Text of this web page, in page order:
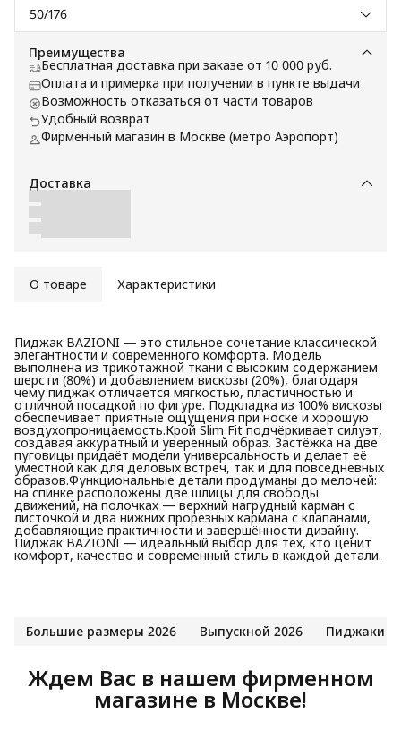
50/176
Преимущества
Бесплатная доставка при заказе от 10 000 руб.
Оплата и примерка при получении в пункте выдачи
Возможность отказаться от части товаров
Удобный возврат
Фирменный магазин в Москве (метро Аэропорт)
Доставка
О товаре Характеристики
Пиджак BAZIONI — это стильное сочетание классической
элегантности и современного комфорта. Модель
выполнена из трикотажной ткани с высоким содержанием
шерсти (80%) и добавлением вискозы (20%), благодаря
чему пиджак отличается мягкостью, пластичностью и
отличной посадкой по фигуре. Подкладка из 100% вискозы
обеспечивает приятные ощущения при носке и хорошую
воздухопроницаемость.Крой Slim Fit подчёркивает силуэт,
создавая аккуратный и уверенный образ. Застёжка на две
пуговицы придаёт модели универсальность и делает её
уместной как для деловых встреч, так и для повседневных
образов.Функциональные детали продуманы до мелочей:
на спинке расположены две шлицы для свободы
движений, на полочках — верхний нагрудный карман с
листочкой и два нижних прорезных кармана с клапанами,
добавляющие практичности и завершённости дизайну.
Пиджак BAZIONI — идеальный выбор для тех, кто ценит
комфорт, качество и современный стиль в каждой детали.
Большие размеры 2026 Выпускной 2026 Пиджаки
Ждем Вас в нашем фирменном
магазине в Москве!